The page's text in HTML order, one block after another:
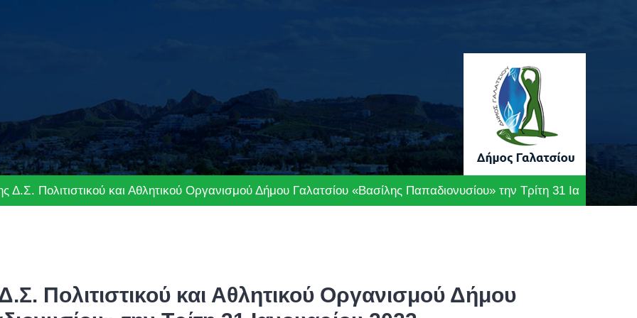
Δ.Σ. Πολιτιστικού και Αθλητικού Οργανισμού Δήμου Γαλατσίου «Βασίλης Παπαδιονυσίου» την Τρίτη 31 Ιανουαρίου
Πολιτιστικού και Αθλητικού Οργανισμού Δήμου